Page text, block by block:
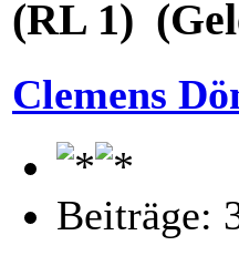
(RL 1)
Clemens
Beiträge: